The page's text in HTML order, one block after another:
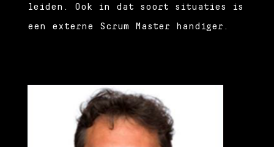
leiden. Ook in dat soort situaties is
een externe Scrum Master handiger.